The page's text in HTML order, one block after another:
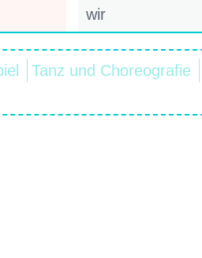
wir
Tanz und Choreografie